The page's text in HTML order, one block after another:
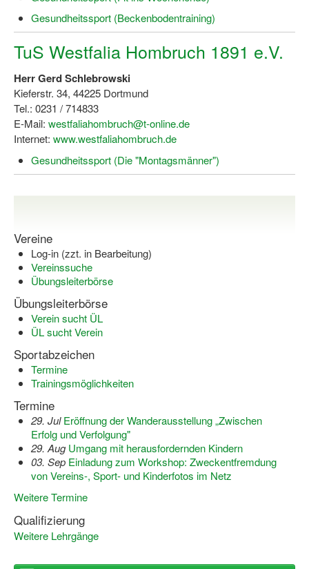
Gesundheitssport (Beckenbodentraining)
TuS Westfalia Hombruch 1891 e.V.
Herr Gerd Schlebrowski
Kieferstr. 34, 44225 Dortmund
Tel.: 0231 / 714833
E-Mail: westfaliahombruch@t-online.de
Internet: www.westfaliahombruch.de
Gesundheitssport (Die "Montagsmänner")
Vereine
Log-in (zzt. in Bearbeitung)
Vereinssuche
Übungsleiterbörse
Übungsleiterbörse
Verein sucht ÜL
ÜL sucht Verein
Sportabzeichen
Termine
Trainingsmöglichkeiten
Termine
29. Jul Eröffnung der Wanderausstellung „Zwischen
Erfolg und Verfolgung"
29. Aug Umgang mit herausfordernden Kindern
03. Sep Einladung zum Workshop: Zweckentfremdung
von Vereins-, Sport- und Kinderfotos im Netz
Weitere Termine
Qualifizierung
Weitere Lehrgänge